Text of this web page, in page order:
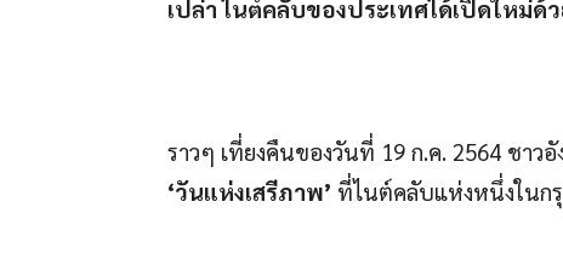
เปล่า ไนต์คลับของประเทศได้เปิดใหม่ด้
ราวๆ เที่ยงคืนของวันที่ 19 ก.ค. 2564 ชา
‘วันแห่งเสรีภาพ’ ที่ไนต์คลับแห่งหนึ่งในก